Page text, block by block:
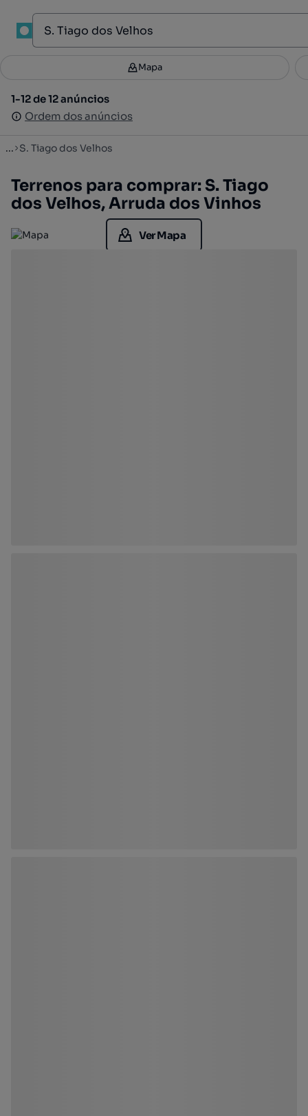
Filtros 2
1-12 de 12 anúncios
Ordem dos anúncios
Mapa
1-12 de 12 anúncios
Ordem dos anúncios
... S. Tiago dos Velhos
Terrenos para comprar: S. Tiago
dos Velhos, Arruda dos Vinhos
Ver Mapa